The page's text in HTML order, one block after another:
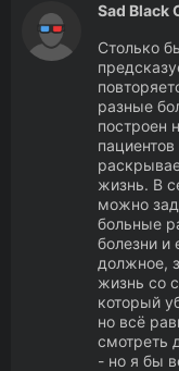
Sad Black
Столько
разные
построен
жизнь. В
можно
больные
болезни и
должное,
жизнь со
который
но всё
смотреть
- но я бы